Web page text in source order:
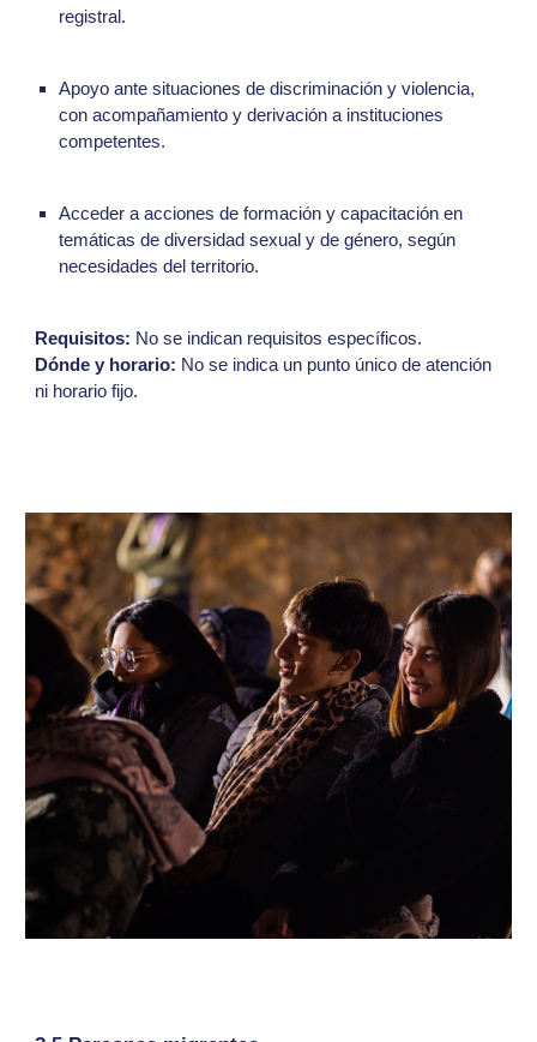
registral.
Apoyo ante situaciones de discriminación y violencia,
con acompañamiento y derivación a instituciones
competentes.
Acceder a acciones de formación y capacitación en
temáticas de diversidad sexual y de género, según
necesidades del territorio.
Requisitos: No se indican requisitos específicos.
Dónde y horario: No se indica un punto único de atención
ni horario fijo.